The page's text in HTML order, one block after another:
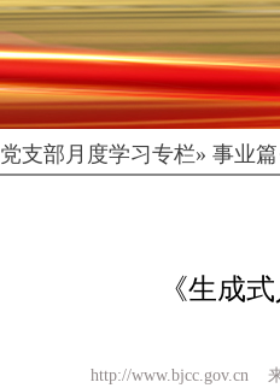
党支部月度学习专栏» 事业
《生成
http://www.bjcc.gov.cn